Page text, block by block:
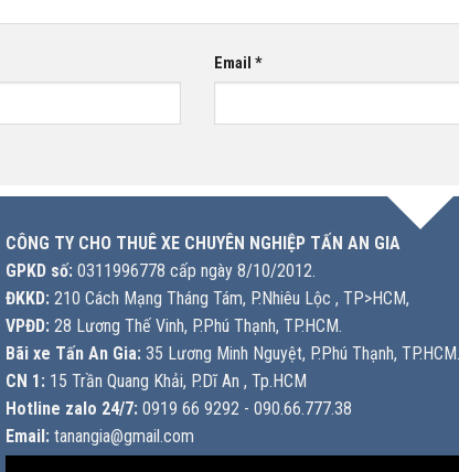
Email*
CÔNG TY CHO THUÊ XE CHUYÊN NGHIỆP TẤN AN GIA
GPKD số: 0311996778 cấp ngày 8/10/2012.
ĐKKD: 210 Cách Mạng Tháng Tám, P.Nhiêu Lộc , TP>HCM,
VPĐD: 28 Lương Thế Vinh, P.Phú Thạnh, TP.HCM.
Bãi xe Tấn An Gia: 35 Lương Minh Nguyệt, P.Phú Thạnh, TP.HCM.
CN 1: 15 Trần Quang Khải, P.Dĩ An , Tp.HCM
Hotline zalo 24/7: 0919 66 9292 - 090.66.777.38
Email: tanangia@gmail.com